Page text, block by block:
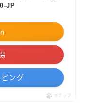
JP
ング
ポチップ